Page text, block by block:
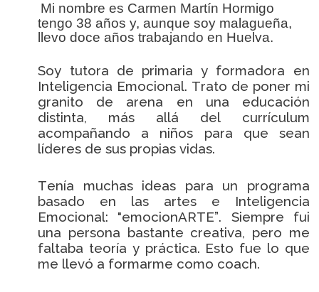
Mi nombre es Carmen Martín Hormigo
tengo 38 años y, aunque soy malagueña,
llevo doce años trabajando en Huelva.
Soy tutora de primaria y formadora en
Inteligencia Emocional. Trato de poner mi
granito de arena en una educación
distinta, más allá del currículum
acompañando a niños para que sean
líderes de sus propias vidas.
Tenía muchas ideas para un programa
basado en las artes e Inteligencia
Emocional: "emocionARTE”. Siempre fui
una persona bastante creativa, pero me
faltaba teoría y práctica. Esto fue lo que
me llevó a formarme como coach.